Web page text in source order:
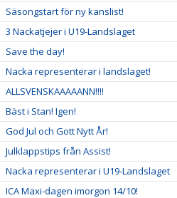
Säsongstart för ny kanslist!
3 Nackatjejer i U19-Landslaget
Save the day!
Nacka representerar i landslaget!
ALLSVENSKAAAAANN!!!!
Bäst i Stan! Igen!
God Jul och Gott Nytt År!
Julklappstips från Assist!
Nacka representerar i U19-Landslaget
ICA Maxi-dagen imorgon 14/10!